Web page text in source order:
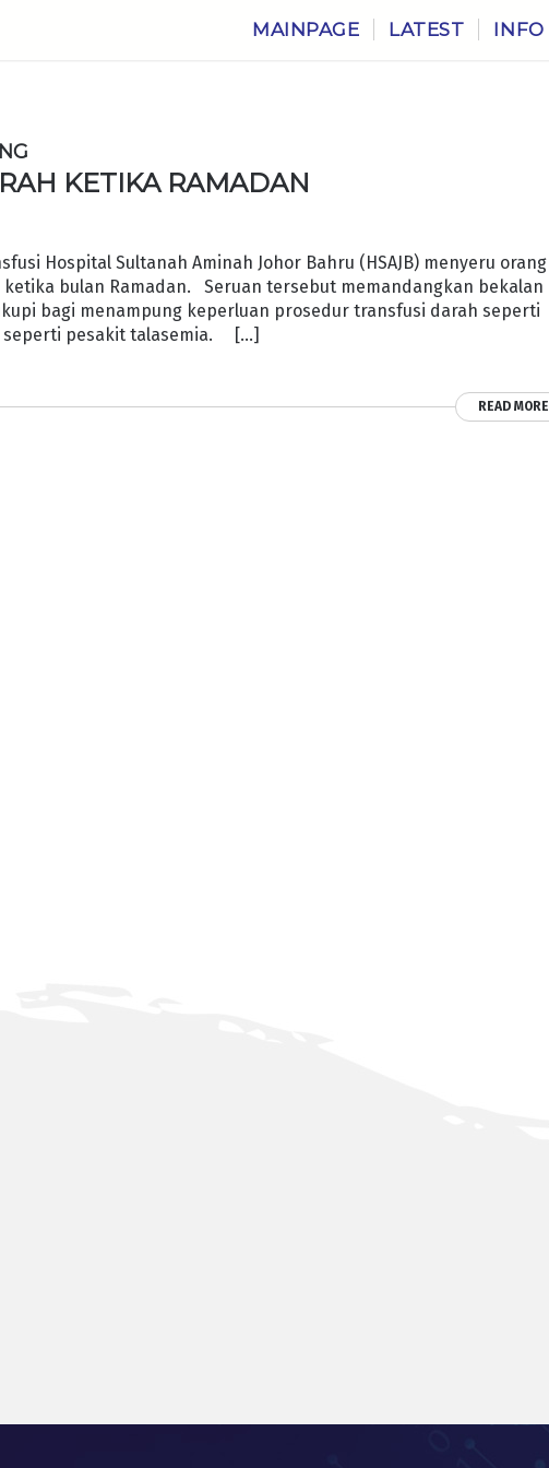
MAINPAGE LATEST INFO
KETIKA RAMADAN
Hospital Sultanah Aminah Johor Bahru (HSAJB) menyeru orang
bulan Ramadan. Seruan tersebut memandangkan bekalan
bagi menampung keperluan prosedur transfusi darah seperti
seperti pesakit talasemia. […]
READ MORE